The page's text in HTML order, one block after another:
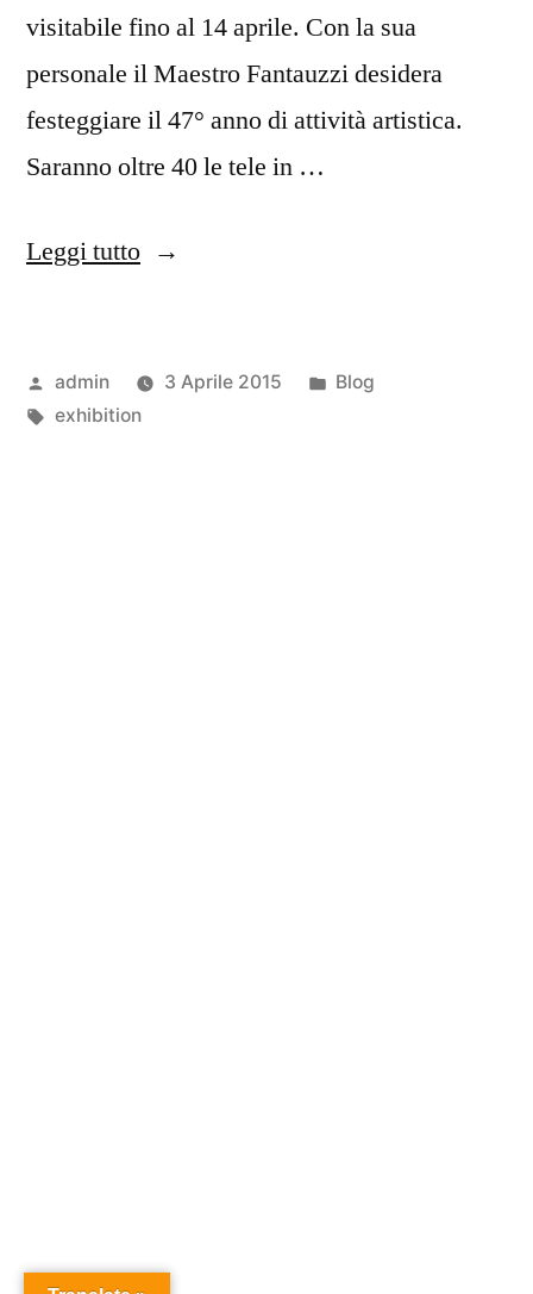
visitabile fino al 14 aprile. Con la sua
personale il Maestro Fantauzzi desidera
festeggiare il 47° anno di attività artistica.
Saranno oltre 40 le tele in …
Leggi tutto
admin 3 Aprile 2015
Blog
exhibition